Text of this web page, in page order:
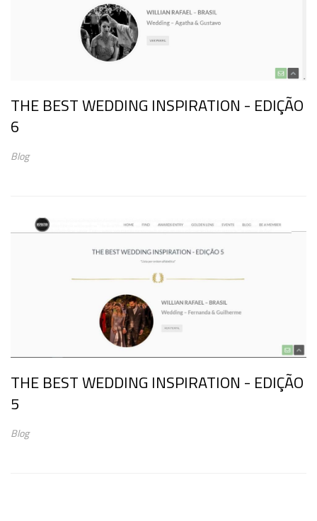
THE BEST WEDDING INSPIRATION - EDIÇÃO
6
Blog
THE BEST WEDDING INSPIRATION - EDIÇÃO
5
Blog